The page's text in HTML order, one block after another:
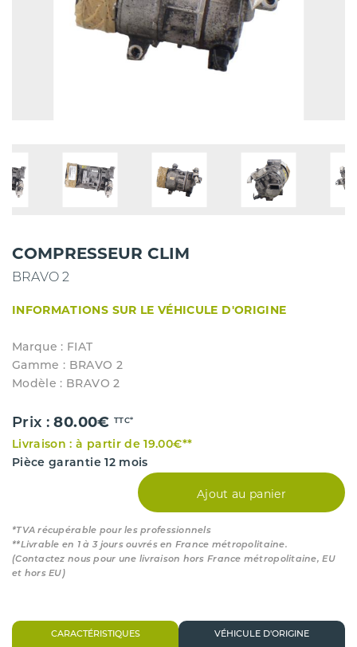
COMPRESSEUR CLIM
BRAVO 2
INFORMATIONS SUR LE VÉHICULE D'ORIGINE
Marque : FIAT
Gamme : BRAVO 2
Modèle : BRAVO 2
Prix :80.00€ TTC*
Livraison : à partir de 19.00€**
Pièce garantie 12 mois
Ajout au panier
*TVA récupérable pour les professionnels
**Livrable en 1 à 3 jours ouvrés en France métropolitaine.
(Contactez nous pour une livraison hors France métropolitaine, EU
et hors EU)
CARACTÉRISTIQUES VÉHICULE D'ORIGINE